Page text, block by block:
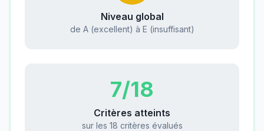
Niveau global
de A (excellent) à E (insuffisant)
7/18
Critères atteints
sur les 18 critères évalués